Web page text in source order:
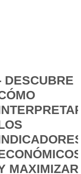
DESCUBRE
MAXIMIZAR